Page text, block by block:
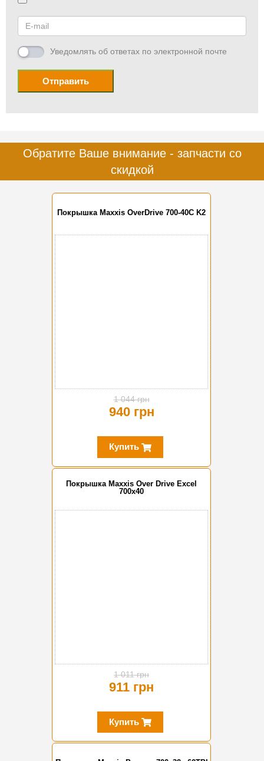
Уведомлять об ответах по электронной почте
Отправить
Обратите Ваше внимание - запчасти со
скидкой
Покрышка Maxxis OverDrive 700-40C K2
1 044 грн
940 грн
Купить
Покрышка Maxxis Over Drive Excel
700x40
1 011 грн
911 грн
Купить